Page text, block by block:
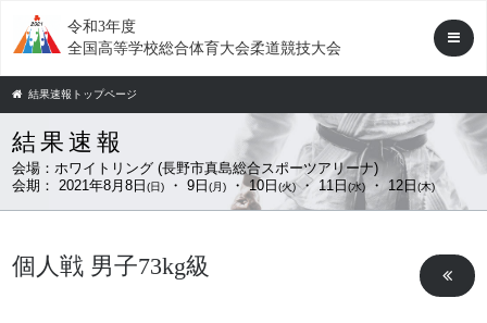
令和3年度
全国高等学校総合体育大会柔道競技大会
結果速報トップページ
結果速報
会場：ホワイトリング (長野市真島総合スポーツアリーナ)
会期： 2021年8月8日(日) ・ 9日(月) ・ 10日(火)・ 11日(水) ・ 12日(木)
個人戦 男子73kg級